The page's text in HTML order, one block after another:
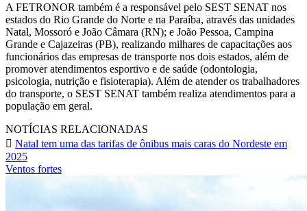
A FETRONOR também é a responsável pelo SEST SENAT nos
estados do Rio Grande do Norte e na Paraíba, através das unidades
Natal, Mossoró e João Câmara (RN); e João Pessoa, Campina
Grande e Cajazeiras (PB), realizando milhares de capacitações aos
funcionários das empresas de transporte nos dois estados, além de
promover atendimentos esportivo e de saúde (odontologia,
psicologia, nutrição e fisioterapia). Além de atender os trabalhadores
do transporte, o SEST SENAT também realiza atendimentos para a
população em geral.
NOTÍCIAS RELACIONADAS
Natal tem uma das tarifas de ônibus mais caras do Nordeste em
2025
Ventos fortes